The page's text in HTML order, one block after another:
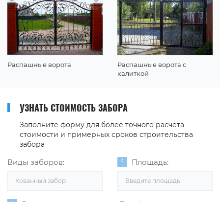
Распашные ворота
Распашные ворота с
калиткой
УЗНАТЬ СТОИМОСТЬ ЗАБОРА
Заполните форму для более точного расчета
стоимости и примерных сроков строительства
забора
Виды заборов:
Кованный забор
Площадь: